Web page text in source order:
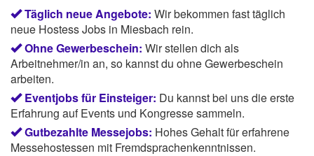
Täglich neue Angebote: Wir bekommen fast täglich
neue Hostess Jobs in Miesbach rein.
Ohne Gewerbeschein: Wir stellen dich als
Arbeitnehmer/in an, so kannst du ohne Gewerbeschein
arbeiten.
Eventjobs für Einsteiger: Du kannst bei uns die erste
Erfahrung auf Events und Kongresse sammeln.
Gutbezahlte Messejobs: Hohes Gehalt für erfahrene
Messehostessen mit Fremdsprachenkenntnissen.